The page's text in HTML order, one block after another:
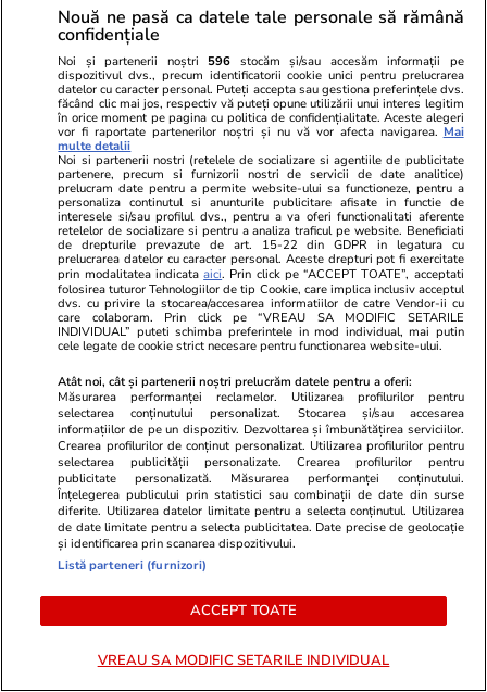
Mecanice Plopeni, precum și două ceasuri
Patek Philippe și Rolex
Horoscop 24 iul.
Horoscop Urania | Previziuni astrologice pentru
perioada 25 – 31 iulie 2026. Luna Plină în
Vărsător
Bani și Afaceri 07:32
Benzina și motorina s-au scumpit sâmbătă, 25
iulie. Cât costă litrul de carburant în București,
Nouă ne pasă ca datele tale personale să rămână
confidențiale
Noi și partenerii noștri 596 stocăm și/sau accesăm informații pe
dispozitivul dvs., precum identificatorii cookie unici pentru prelucrarea
datelor cu caracter personal. Puteți accepta sau gestiona preferințele dvs.
făcând clic mai jos, respectiv vă puteți opune utilizării unui interes legitim
în orice moment pe pagina cu politica de confidențialitate. Aceste alegeri
vor fi raportate partenerilor noștri și nu vă vor afecta navigarea. Mai
multe detalii
Noi si partenerii nostri (retelele de socializare si agentiile de publicitate
partenere, precum si furnizorii nostri de servicii de date analitice)
prelucram date pentru a permite website-ului sa functioneze, pentru a
personaliza continutul si anunturile publicitare afisate in functie de
interesele si/sau profilul dvs., pentru a va oferi functionalitati aferente
retelelor de socializare si pentru a analiza traficul pe website. Beneficiati
de drepturile prevazute de art. 15-22 din GDPR in legatura cu
prelucrarea datelor cu caracter personal. Aceste drepturi pot fi exercitate
prin modalitatea indicataaici. Prin click pe “ACCEPT TOATE”, acceptati
folosirea tuturor Tehnologiilor de tip Cookie, care implica inclusiv acceptul
dvs. cu privire la stocarea/accesarea informatiilor de catre Vendor-ii cu
care colaboram. Prin click pe “VREAU SA MODIFIC SETARILE
INDIVIDUAL” puteti schimba preferintele in mod individual, mai putin
cele legate de cookie strict necesare pentru functionarea website-ului.
Atât noi, cât și partenerii noștri prelucrăm datele pentru a oferi:
Măsurarea performanței reclamelor. Utilizarea profilurilor pentru
selectarea conținutului personalizat. Stocarea și/sau accesarea
informațiilor de pe un dispozitiv. Dezvoltarea și îmbunătățirea serviciilor.
Crearea profilurilor de conținut personalizat. Utilizarea profilurilor pentru
selectarea publicității personalizate. Crearea profilurilor pentru
publicitate personalizată. Măsurarea performanței conținutului.
Înțelegerea publicului prin statistici sau combinații de date din surse
diferite. Utilizarea datelor limitate pentru a selecta conținutul. Utilizarea
de date limitate pentru a selecta publicitatea. Date precise de geolocație
și identificarea prin scanarea dispozitivului.
Listă parteneri (furnizori)
ACCEPT TOATE
VREAU SA MODIFIC SETARILE INDIVIDUAL